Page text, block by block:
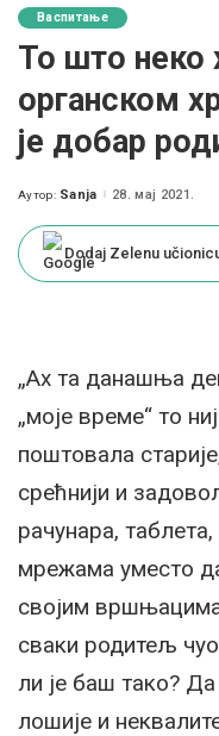
Васпитање
То што неко
органском
је добар
Posted
Аутор: Sanja 28. мај 2021.
Dodaj Zelenu
„Ах та данашња
„моје време“ то
поштовала
срећнији и
рачунара,
мрежама уместо
својим
сваки родитељ
ли је баш тако?
лошије и